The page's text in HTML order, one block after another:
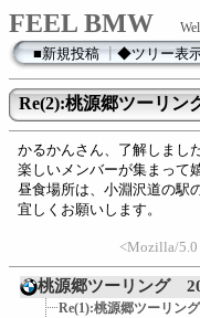
FEEL BMW
■新規投稿┃◆ツリー表
Re(2):桃源郷ツーリ
かるかんさん、了解しました
楽しいメンバーが集まって
昼食場所は、小淵沢道の駅
宜しくお願いします。
<Mozilla/5.0
桃源郷ツーリング
Re(1):桃源郷ツーリン